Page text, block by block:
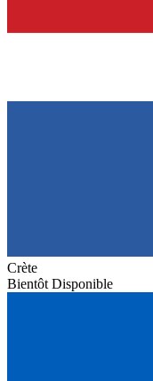
Crète
Bientôt Disponible